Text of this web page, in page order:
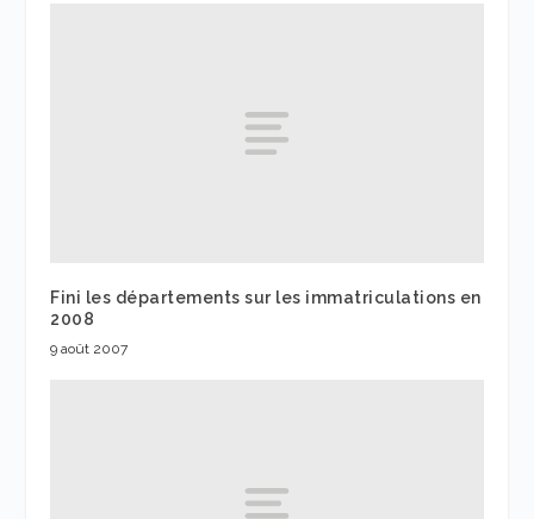
Fini les départements sur les immatriculations en
2008
9 août 2007